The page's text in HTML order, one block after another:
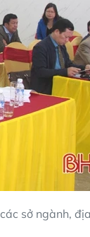
sở ngành,